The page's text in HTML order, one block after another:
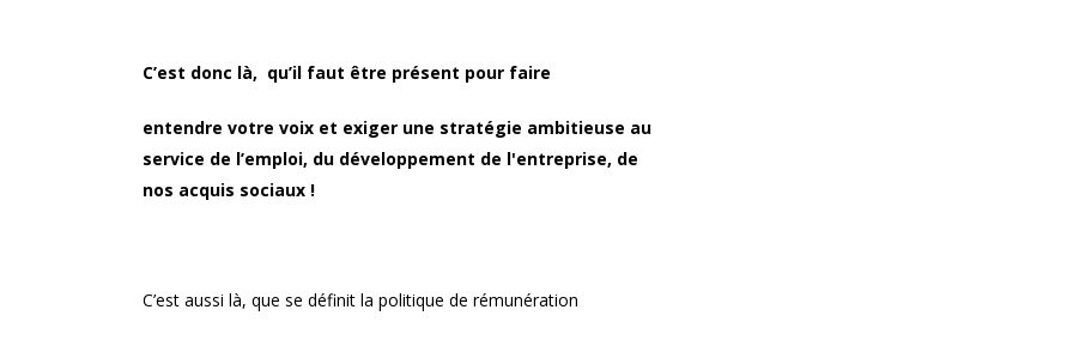
C’est donc là, qu’il faut être présent pour faire
entendre votre voix et exiger une stratégie ambitieuse au
service de l’emploi, du développement de l'entreprise, de
nos acquis sociaux !
C’est aussi là, que se définit la politique de rémunération